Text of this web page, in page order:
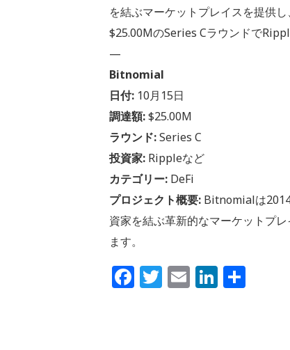
を結ぶマーケットプレイスを提供
$25.00MのSeries Cラウンドで
—
Bitnomial
日付: 10月15日
調達額:$25.00M
ラウンド:Series C
投資家: Rippleなど
カテゴリー: DeFi
プロジェクト概要: Bitnomialは
資家を結ぶ革新的なマーケットプ
ます。
Facebook
Twitter
Email